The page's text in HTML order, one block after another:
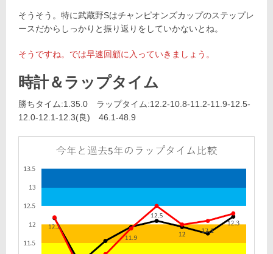
そうそう。特に武蔵野Sはチャンピオンズカップのステップレ
ースだからしっかりと振り返りをしていかないとね。
そうですね。では早速回顧に入っていきましょう。
時計＆ラップタイム
勝ちタイム:1.35.0 ラップタイム:12.2-10.8-11.2-11.9-12.5-
12.0-12.1-12.3(良) 46.1-48.9